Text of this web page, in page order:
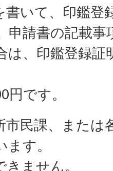
書いて、印鑑登
申請書の記載事
は、印鑑登録証
円です。
市民課、または
す。
ません。